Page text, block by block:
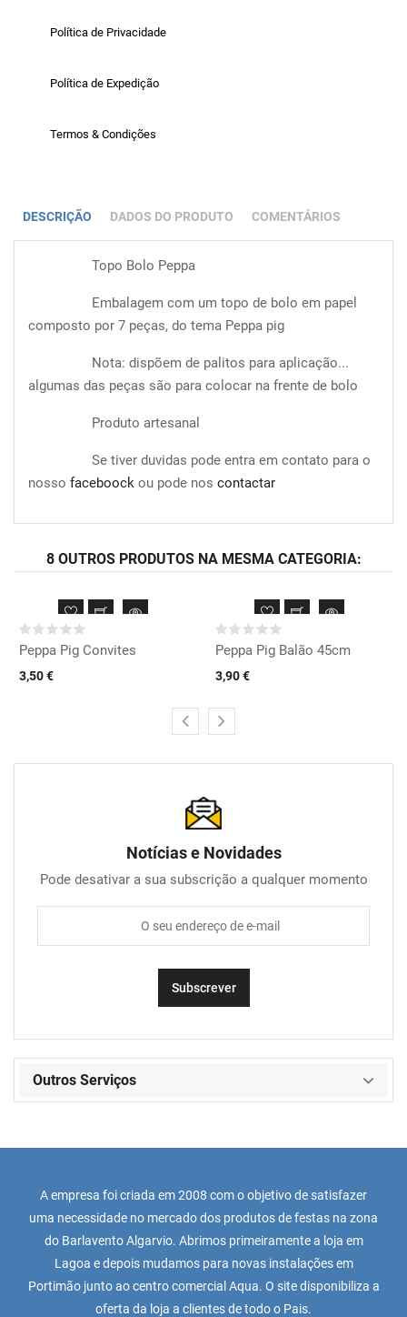
Política de Privacidade
Política de Expedição
Termos & Condições
DESCRIÇÃO DADOS DO PRODUTO COMENTÁRIOS
Topo Bolo Peppa
Embalagem com um topo de bolo em papel
composto por 7 peças, do tema Peppa pig
Nota: dispõem de palitos para aplicação...
algumas das peças são para colocar na frente de bolo
Produto artesanal
Se tiver duvidas pode entra em contato para o
nosso faceboock ou pode nos contactar
8 OUTROS PRODUTOS NA MESMA CATEGORIA:
Peppa Pig Convites
3,50 €
Peppa Pig Balão 45cm
3,90 €
Notícias e Novidades
Pode desativar a sua subscrição a qualquer momento
Outros Serviços
A empresa foi criada em 2008 com o objetivo de satisfazer
uma necessidade no mercado dos produtos de festas na zona
do Barlavento Algarvio. Abrimos primeiramente a loja em
Lagoa e depois mudamos para novas instalações em
Portimão junto ao centro comercial Aqua. O site disponibiliza a
oferta da loja a clientes de todo o Pais.